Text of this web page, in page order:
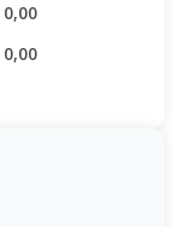
0,00
0,00